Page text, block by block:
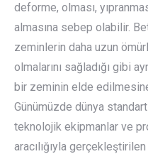
deforme, olması,
almasına sebep olabilir.
zeminlerin daha uzun
olmalarını sağladığı gibi
bir zeminin elde
Günümüzde dünya
teknolojik ekipmanlar ve
aracılığıyla